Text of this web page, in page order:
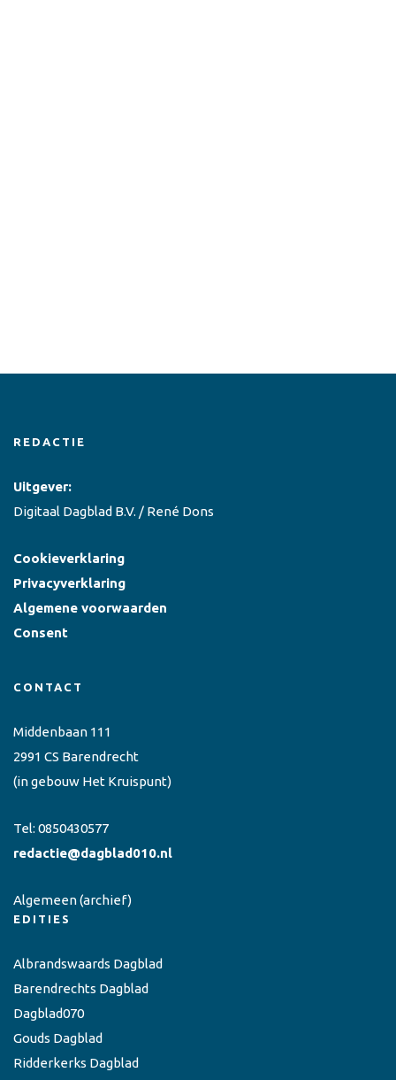
REDACTIE
Uitgever:
Digitaal Dagblad B.V. / René Dons
Cookieverklaring
Privacyverklaring
Algemene voorwaarden
Consent
CONTACT
Middenbaan 111
2991 CS Barendrecht
(in gebouw Het Kruispunt)
Tel: 0850430577
redactie@dagblad010.nl
Algemeen(archief)
EDITIES
Albrandswaards Dagblad
Barendrechts Dagblad
Dagblad070
Gouds Dagblad
Ridderkerks Dagblad